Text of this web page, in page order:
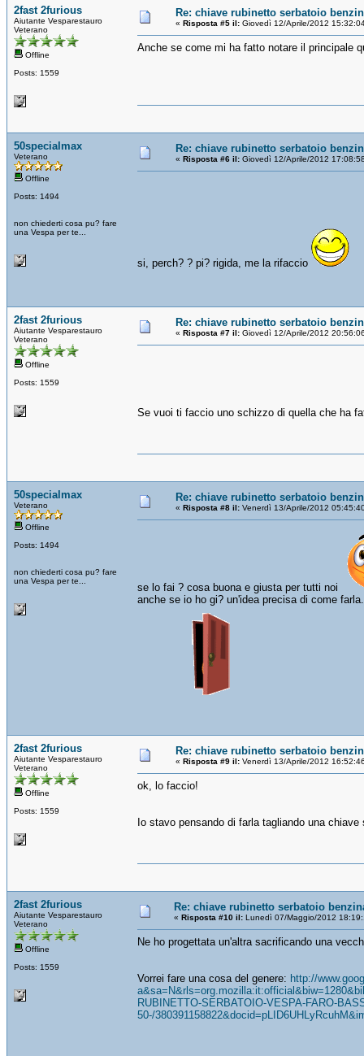
2fast 2furious
Aiutante Vesparestauro
Veterano
Offline
Posts: 1559
Re: chiave rubinetto serbatoio
« Risposta #5 il: Giovedì 12/Aprile/2012
Anche se come mi ha fatto notare il principale
50specialmax
Veterano
Offline
Posts: 1494
non chiederti cosa pu? fare
una Vespa per te...
Re: chiave rubinetto serbatoio
« Risposta #6 il: Giovedì 12/Aprile/2012
si, perch? ? pi? rigida, me la rifaccio
2fast 2furious
Aiutante Vesparestauro
Veterano
Offline
Posts: 1559
Re: chiave rubinetto serbatoio
« Risposta #7 il: Giovedì 12/Aprile/2012
Se vuoi ti faccio uno schizzo di quella che ha
50specialmax
Veterano
Offline
Posts: 1494
non chiederti cosa pu? fare
una Vespa per te...
Re: chiave rubinetto serbatoio
« Risposta #8 il: Venerdì 13/Aprile/2012
se lo fai ? cosa buona e giusta per tutti noi
anche se io ho gi? un'idea precisa di come farla.
2fast 2furious
Aiutante Vesparestauro
Veterano
Offline
Posts: 1559
Re: chiave rubinetto serbatoio
« Risposta #9 il: Venerdì 13/Aprile/2012
ok, lo faccio!
Io stavo pensando di farla tagliando una chiave
2fast 2furious
Aiutante Vesparestauro
Veterano
Offline
Posts: 1559
Re: chiave rubinetto serbatoio
« Risposta #10 il: Lunedì 07/Maggio/2012
Ne ho progettata un'altra sacrificando una
Vorrei fare una cosa del genere: http://
RUBINETTO-SERBATOIO-VESPA-FARO-
50-/